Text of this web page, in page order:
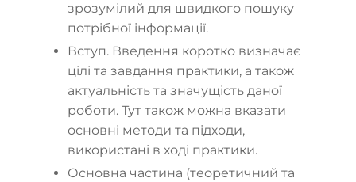
зрозумілий для швидкого пошуку
потрібної інформації.
Вступ. Введення коротко визначає
цілі та завдання практики, а також
актуальність та значущість даної
роботи. Тут також можна вказати
основні методи та підходи,
використані в ході практики.
Основна частина (теоретичний та